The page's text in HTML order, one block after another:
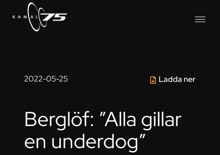
2022-05-25 Ladda ner
Berglöf: ”Alla gillar
en underdog”